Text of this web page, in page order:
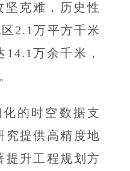
坚克难，历史性
2.1万平方千米
万余千米，
的时空数据支
究提供高精度地
提升工程规划方